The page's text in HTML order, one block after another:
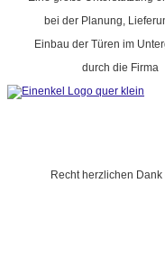
bei der Planung,
Einbau der Türen im
durch die Firma
Recht herzlichen Dank